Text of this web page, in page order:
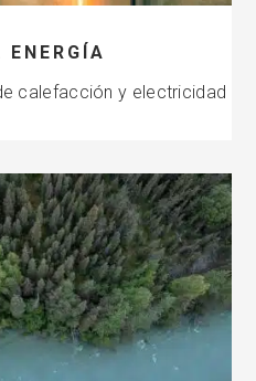
ENERGÍA
calefacción y electricidad